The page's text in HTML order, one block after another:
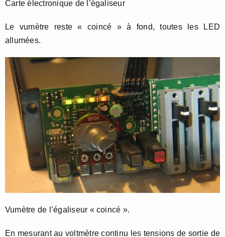
Carte électronique de l’égaliseur
Le vumètre reste « coincé » à fond, toutes les LED
allumées.
Vumètre de l’égaliseur « coincé ».
En mesurant au voltmètre continu les tensions de sortie de